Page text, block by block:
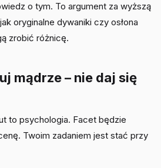
o tym. To argument za wyższą
oryginalne dywaniki czy osłona
zrobić różnicę.
mądrze – nie daj się
to psychologia. Facet będzie
Twoim zadaniem jest stać przy